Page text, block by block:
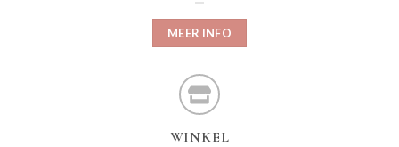
MEER INFO
WINKEL